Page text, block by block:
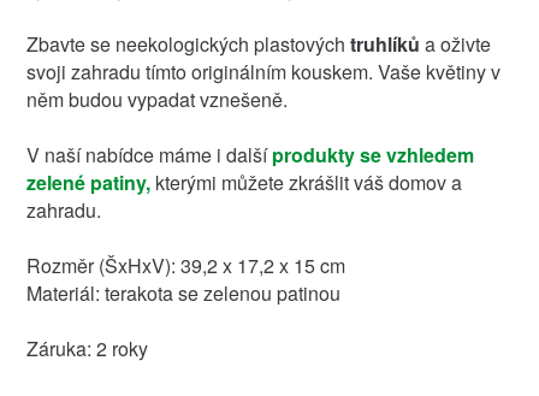
Zbavte se neekologických plastových truhlíků a oživte
svoji zahradu tímto originálním kouskem. Vaše květiny v
něm budou vypadat vznešeně.
V naší nabídce máme i dalšíprodukty se vzhledem
zelené patiny,kterými můžete zkrášlit váš domov a
zahradu.
Rozměr (ŠxHxV): 39,2 x 17,2 x 15 cm
Materiál: terakota se zelenou patinou
Záruka: 2 roky